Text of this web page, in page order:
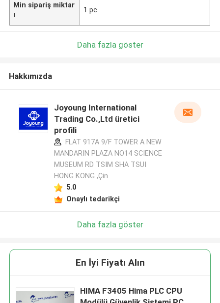
Min sipariş miktar
ı
1 pc
Daha fazla göster
Hakkımızda
Joyoung International
Trading Co.,Ltd üretici
profili
FLAT 917A 9/F TOWER A NEW
MANDARIN PLAZA NO14 SCIENCE
MUSEUM RD TSIM SHA TSUI
HONG KONG ,Çin
5.0
Onaylı tedarikçi
Daha fazla göster
En İyi Fiyatı Alın
HIMA F3405 Hima PLC CPU